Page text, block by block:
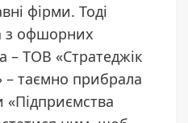
фірми. Тоді
з офшорних
– ТОВ «Стратеджік
– таємно прибрала
«Підприємства